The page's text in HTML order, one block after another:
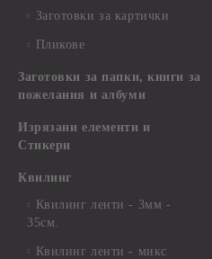
Заготовки за картички
Пликове
Заготовки за папки, книги за
пожелания и албуми
Изрязани елементи и
Стикери
Квилинг
Квилинг ленти - 3мм -
35см.
Квилинг ленти - микс